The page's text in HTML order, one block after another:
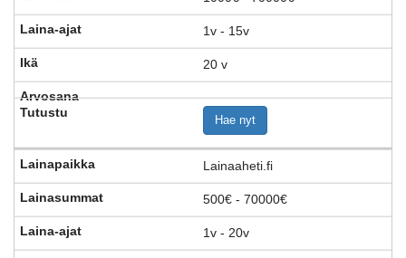
1v - 15v
20 v
Hae nyt
Lainaaheti.fi
500€ - 70000€
1v - 20v